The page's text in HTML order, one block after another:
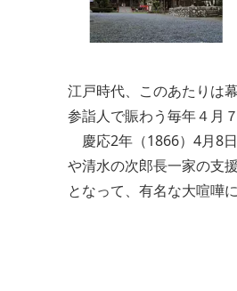
江戸時代、このあたりは
参詣人で賑わう毎年４月
慶応2年（1866）4月8
や清水の次郎長一家の支
となって、有名な大喧嘩